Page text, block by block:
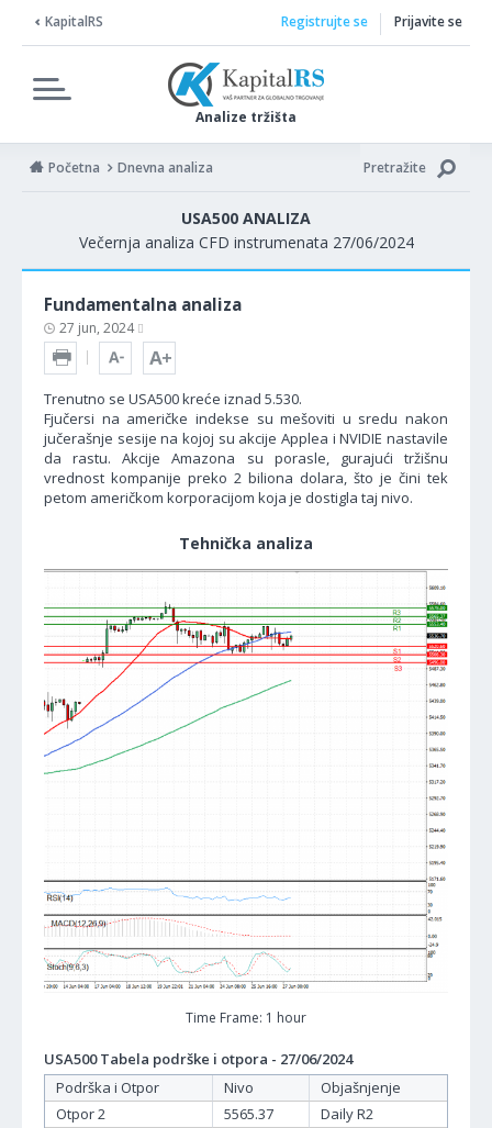
KapitalRS
Analize tržišta
Registrujte se Prijavite se
Početna Dnevna analiza Pretražite
USA500 ANALIZA
Večernja analiza CFD instrumenata 27/06/2024
Fundamentalna analiza
27 jun, 2024
Trenutno se USA500 kreće iznad 5.530.
Fjučersi na američke indekse su mešoviti u sredu nakon
jučerašnje sesije na kojoj su akcije Applea i NVIDIE nastavile
da rastu. Akcije Amazona su porasle, gurajući tržišnu
vrednost kompanije preko 2 biliona dolara, što je čini tek
petom američkom korporacijom koja je dostigla taj nivo.
Tehnička analiza
Time Frame: 1 hour
USA500 Tabela podrške i otpora - 27/06/2024
Podrška i Otpor
Nivo
Objašnjenje
Otpor 2
5565.37
Daily R2